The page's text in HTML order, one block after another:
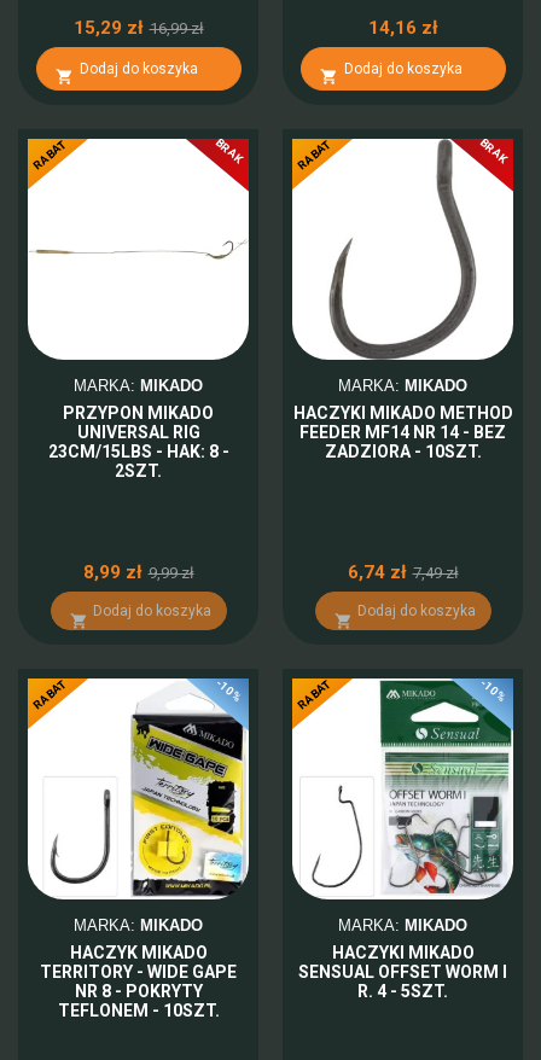
15,29 zł 16,99 zł
 Dodaj do koszyka
14,16 zł
 Dodaj do koszyka
-10%
RABAT BRAK
MARKA: MIKADO
PRZYPON MIKADO
UNIVERSAL RIG
23CM/15LBS - HAK: 8 -
2SZT.
8,99 zł 9,99 zł

Dodaj do koszyka
-10%
RABAT BRAK
MARKA: MIKADO
HACZYKI MIKADO METHOD
FEEDER MF14 NR 14 - BEZ
ZADZIORA - 10SZT.
6,74 zł 7,49 zł

Dodaj do koszyka
-10%
RABAT
MARKA: MIKADO
HACZYK MIKADO
TERRITORY - WIDE GAPE
NR 8 - POKRYTY
TEFLONEM - 10SZT.
-10%
RABAT
MARKA: MIKADO
HACZYKI MIKADO
SENSUAL OFFSET WORM I
R. 4 - 5SZT.